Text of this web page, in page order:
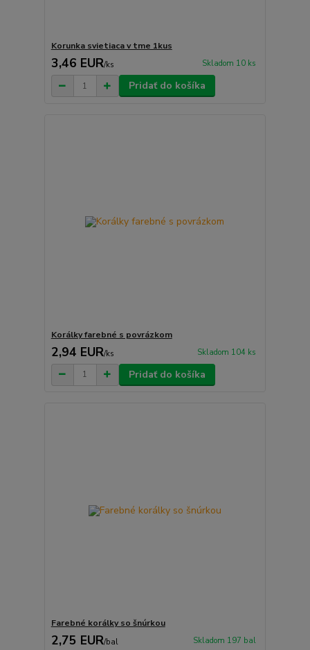
Korunka svietiaca v tme 1kus
3,46 EUR/ks Skladom 10 ks
Pridať do košíka
Korálky farebné s povrázkom
2,94 EUR/ks Skladom 104 ks
Pridať do košíka
Farebné korálky so šnúrkou
2,75 EUR/bal Skladom 197 bal